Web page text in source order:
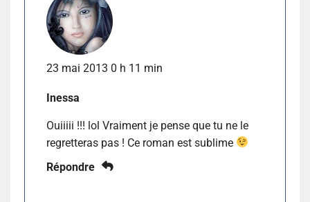
23 mai 2013 0 h 11 min
Inessa
Ouiiiii !!! lol Vraiment je pense que tu ne le
regretteras pas ! Ce roman est sublime
Répondre